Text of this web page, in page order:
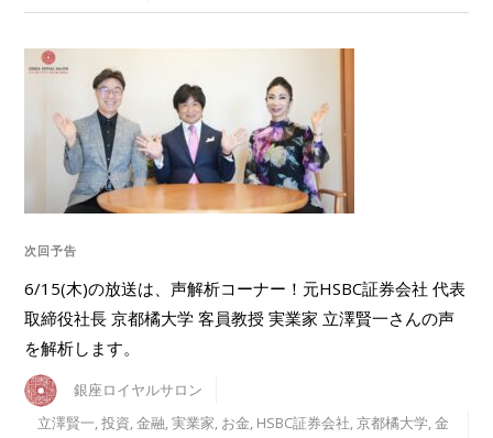
次回予告
6/15(木)の放送は、声解析コーナー！元HSBC証券会社 代表
取締役社長 京都橘大学 客員教授 実業家 立澤賢一さんの声
を解析します。
銀座ロイヤルサロン
立澤賢一,投資,金融,実業家, お金, HSBC証券会社,京都橘大学,金